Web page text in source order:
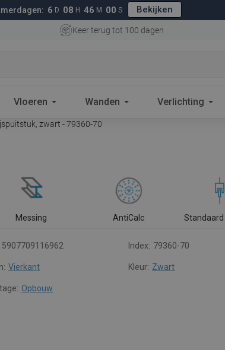
6 D 08 H 45 M 59 S Bekijken
Keer terug tot 100 dagen
Vloeren Wanden Verlichting
zwart - 79360-70
Messing AntiCalc
5907709116962 Index: 79360-70
Vierkant Kleur: Zwart
Opbouw